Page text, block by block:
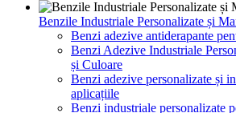
Benzile Industriale Personalizate și
Benzi adezive antiderapante
Benzi Adezive Industriale
și Culoare
Benzi adezive personalizate și
aplicațiile
Benzi industriale personalizate